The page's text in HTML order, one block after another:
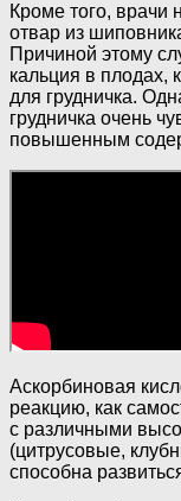
Кроме того, врачи
отвар из
Причиной этому
кальция в плодах,
для грудничка.
грудничка очень
повышенным
Аскорбиновая
реакцию, как
с различными
(цитрусовые,
способна